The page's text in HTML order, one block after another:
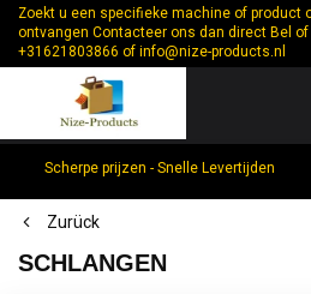
Zoekt u een specifieke machine of product
ontvangen Contacteer ons dan direct Bel
+31621803866 ofinfo@nize-products.nl
Scherpe prijzen - Snelle Levertijden
Zurück
SCHLANGEN